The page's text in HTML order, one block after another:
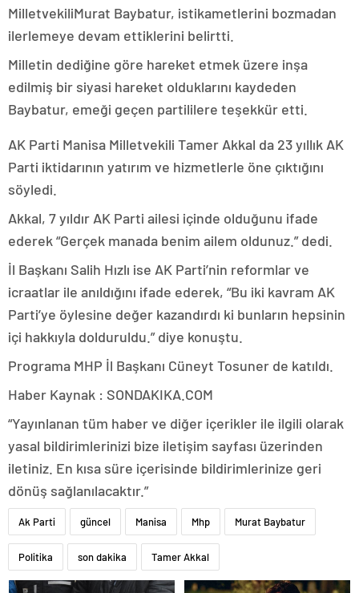
MilletvekiliMurat Baybatur, istikametlerini bozmadan
ilerlemeye devam ettiklerini belirtti.
Milletin dediğine göre hareket etmek üzere inşa
edilmiş bir siyasi hareket olduklarını kaydeden
Baybatur, emeği geçen partililere teşekkür etti.
AK Parti Manisa Milletvekili Tamer Akkal da 23 yıllık AK
Parti iktidarının yatırım ve hizmetlerle öne çıktığını
söyledi.
Akkal, 7 yıldır AK Parti ailesi içinde olduğunu ifade
ederek “Gerçek manada benim ailem oldunuz.” dedi.
İl Başkanı Salih Hızlı ise AK Parti’nin reformlar ve
icraatlar ile anıldığını ifade ederek, “Bu iki kavram AK
Parti’ye öylesine değer kazandırdı ki bunların hepsinin
içi hakkıyla dolduruldu.” diye konuştu.
Programa MHP İl Başkanı Cüneyt Tosuner de katıldı.
Haber Kaynak : SONDAKIKA.COM
“Yayınlanan tüm haber ve diğer içerikler ile ilgili olarak
yasal bildirimlerinizi bize iletişim sayfası üzerinden
iletiniz. En kısa süre içerisinde bildirimlerinize geri
dönüş sağlanılacaktır.”
Ak Parti güncel Manisa Mhp Murat Baybatur
Politika son dakika Tamer Akkal